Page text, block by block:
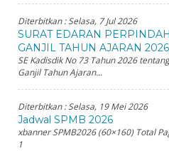
Diterbitkan :Selasa, 7 Jul 2026
SURAT EDARAN
GANJIL TAHUN AJARAN
SE Kadisdik No 73 Tahun 2026
Ganjil Tahun Ajaran...
Diterbitkan :Selasa, 19 Mei 2026
Jadwal SPMB 2026
xbanner SPMB2026 (60×160) Total
1